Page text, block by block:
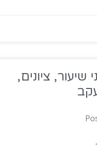
שיעור, ציונים,